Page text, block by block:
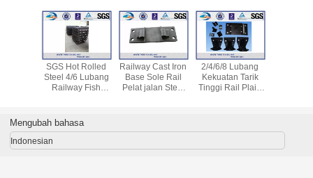
SGS Hot Rolled
Steel 4/6 Lubang
Railway Fish
Rails
Railway Cast Iron
Base Sole Rail
Pelat jalan Steel
2/4/6/8 Lubang
Kekuatan Tarik
Tinggi Rail Plain
Mengubah bahasa
Indonesian